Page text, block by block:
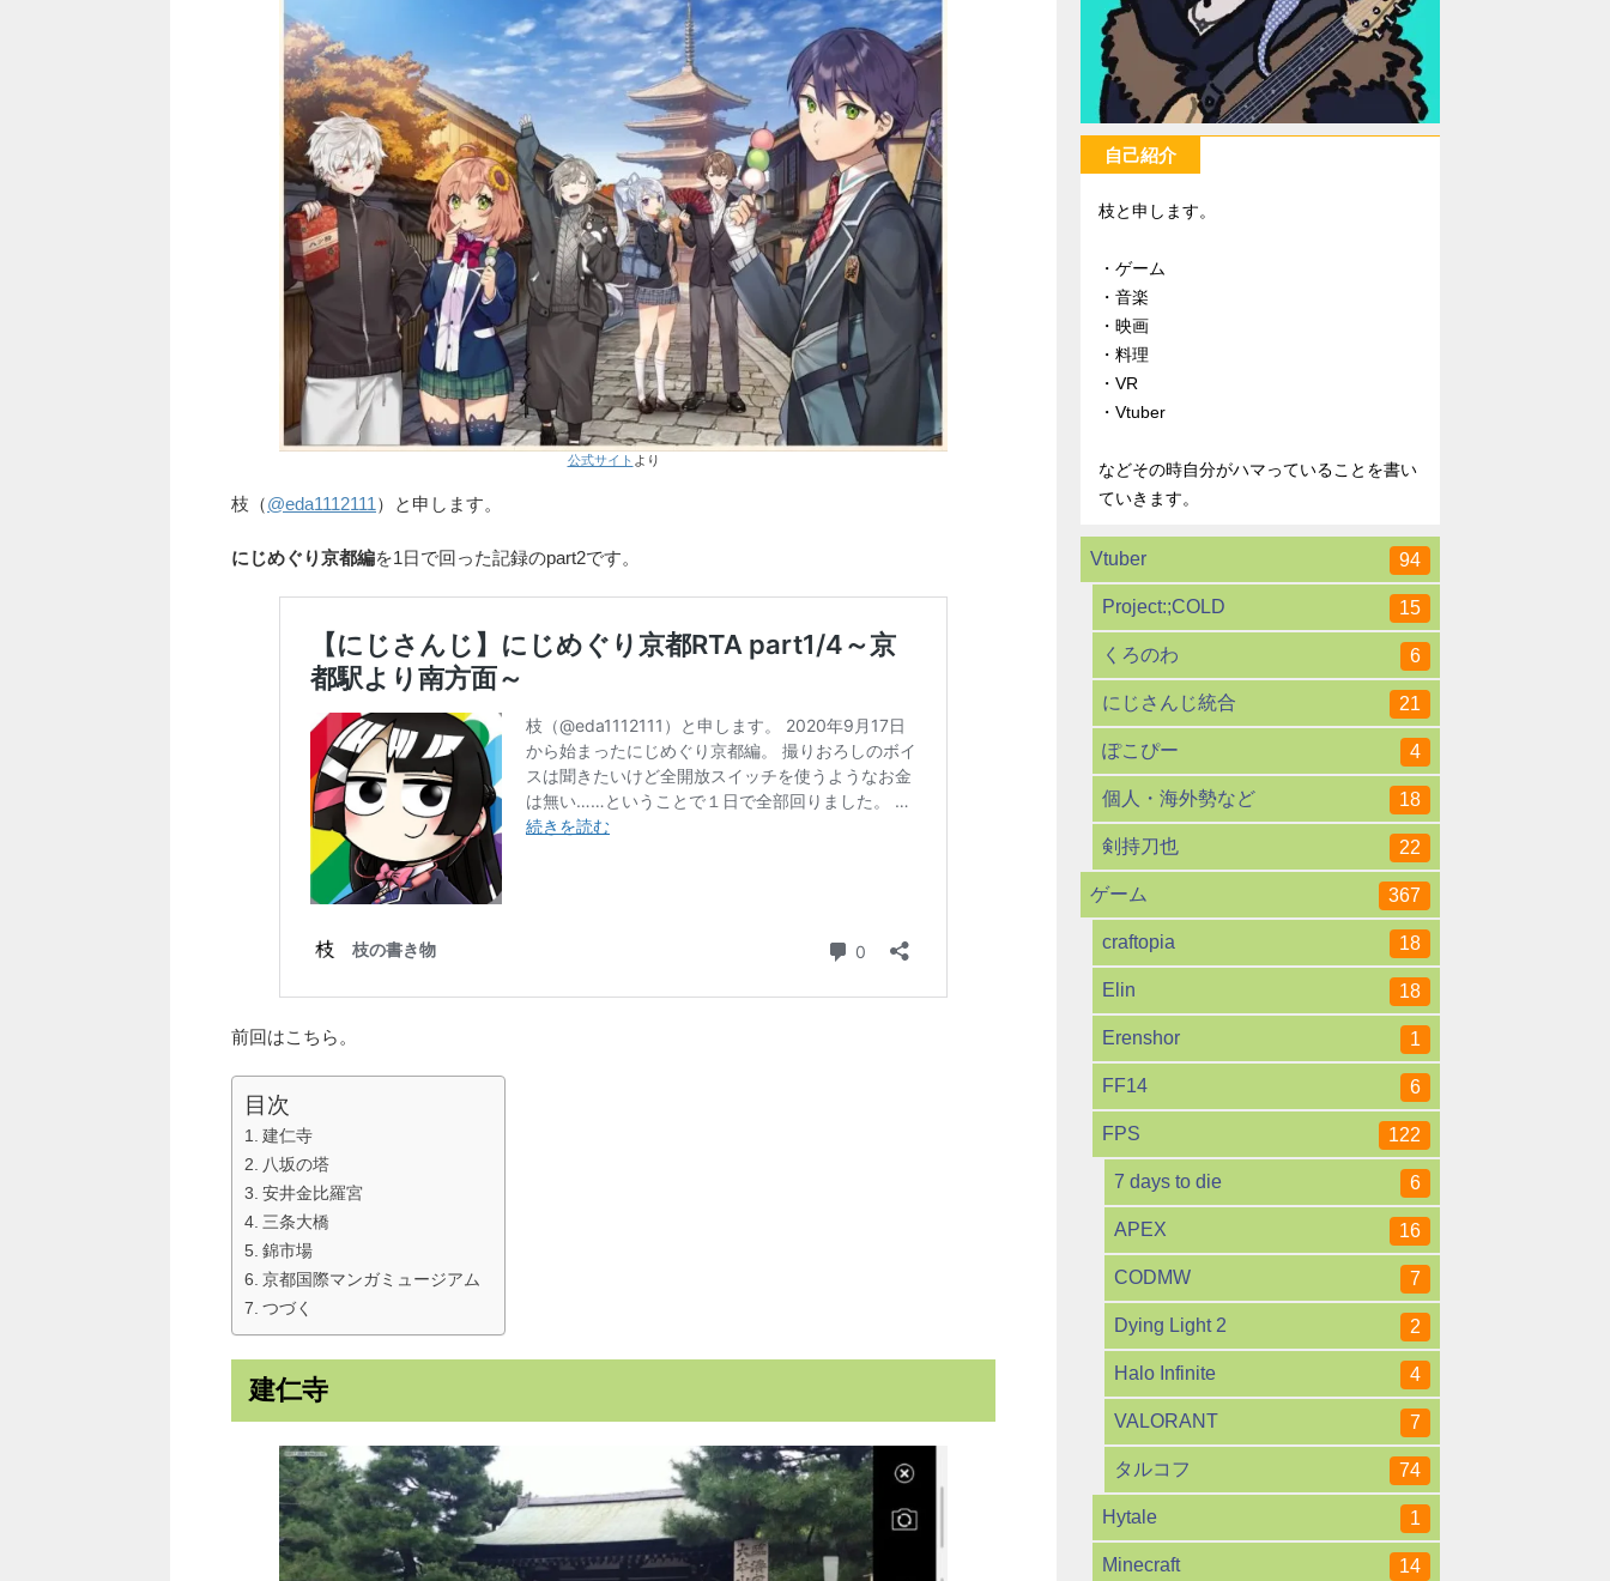
公式サイト より
枝（@eda1112111 ）と申します。
にじめぐり京都編を1日で回った記録のpart2です。
前回はこちら。
目次
建仁寺
八坂の塔
安井金比羅宮
三条大橋
錦市場
京都国際マンガミュージアム
つづく
建仁寺
自己紹介
枝と申します。
・ゲーム
・音楽
・映画
・料理
・VR
・Vtuber
などその時自分がハマっていることを書い
ていきます。
Vtuber 94
Project:;COLD 15
くろのわ 6
にじさんじ統合 21
ぽこぴー 4
個人・海外勢など 18
剣持刀也 22
ゲーム 367
craftopia 18
Elin 18
Erenshor 1
FF14 6
FPS 122
7 days to die 6
APEX 16
CODMW 7
Dying Light 2 2
Halo Infinite 4
VALORANT 7
タルコフ 74
Hytale 1
Minecraft 14